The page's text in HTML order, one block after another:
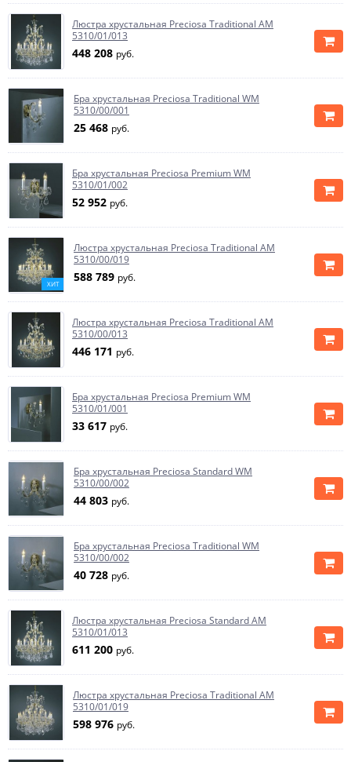
Люстра хрустальная Preciosa Traditional AM
5310/01/013
448 208 руб.
Бра хрустальная Preciosa Traditional WM
5310/00/001
25 468 руб.
Бра хрустальная Preciosa Premium WM
5310/01/002
52 952 руб.
ХИТ
Люстра хрустальная Preciosa Traditional AM
5310/00/019
588 789 руб.
Люстра хрустальная Preciosa Traditional AM
5310/00/013
446 171 руб.
Бра хрустальная Preciosa Premium WM
5310/01/001
33 617 руб.
Бра хрустальная Preciosa Standard WM
5310/00/002
44 803 руб.
Бра хрустальная Preciosa Traditional WM
5310/00/002
40 728 руб.
Люстра хрустальная Preciosa Standard AM
5310/01/013
611 200 руб.
Люстра хрустальная Preciosa Traditional AM
5310/01/019
598 976 руб.